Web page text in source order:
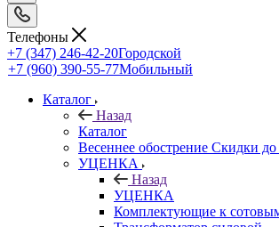
Телефоны
+7 (347) 246-42-20Городской
+7 (960) 390-55-77Мобильный
Каталог
Назад
Каталог
Весеннее обострение Скидки
УЦЕНКА
Назад
УЦЕНКА
Комплектующие к